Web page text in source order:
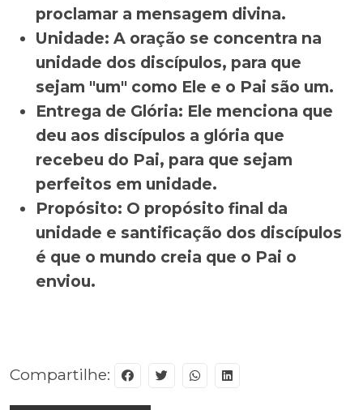
proclamar a mensagem divina.
Unidade: A oração se concentra na
unidade dos discípulos, para que
sejam "um" como Ele e o Pai são um.
Entrega de Glória: Ele menciona que
deu aos discípulos a glória que
recebeu do Pai, para que sejam
perfeitos em unidade.
Propósito: O propósito final da
unidade e santificação dos discípulos
é que o mundo creia que o Pai o
enviou.
Compartilhe: